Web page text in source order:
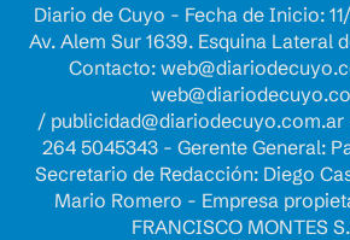
Diario de Cuyo - Fecha de Inicio:
Av. Alem Sur 1639. Esquina Lateral
Contacto:
/ publicidad@diariodecuyo.com.ar
264 5045343 - Gerente General:
Secretario de Redacción: Diego
Mario Romero - Empresa
FRANCISCO MONTES